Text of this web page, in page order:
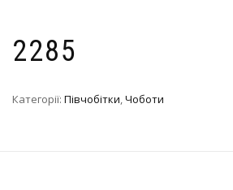
2285
Категорії: Півчобітки,Чоботи